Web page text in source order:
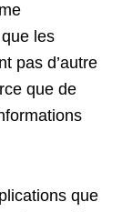
les
pas d’autre
que de
que